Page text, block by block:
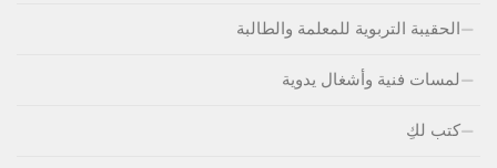
الحقيبة التربوية للمعلمة والطالبة
لمسات فنية وأشغال يدوية
كتب لكِ